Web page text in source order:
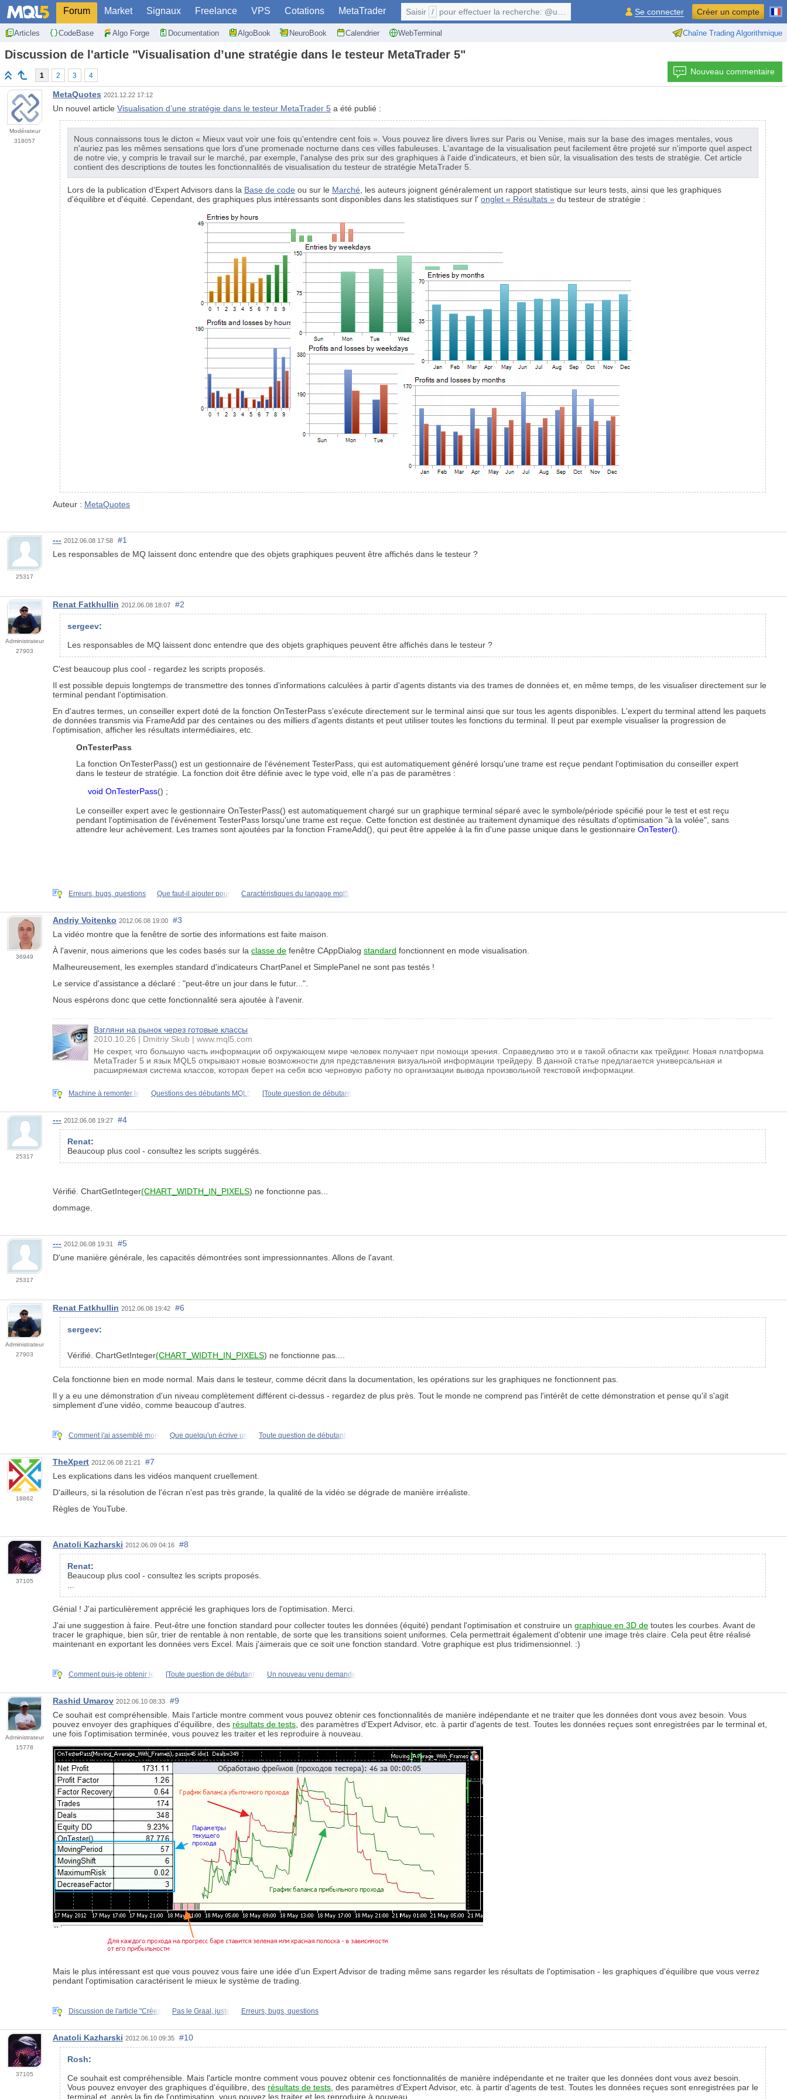
Forum Market Signaux Freelance VPS Cotations MetaTrader
Articles CodeBase Algo Forge Documentation AlgoBook NeuroBook Calendrier WebTerminal Chaîne Trading Algorithmique
Saisir / pour effectuer la recherche: @user, $symbol, ... Se connecter Créer un compte
Discussion de l'article "Visualisation d’une stratégie dans le testeur MetaTrader 5"
1 2 3 4 Nouveau commentaire
Modérateur
318057
MetaQuotes 2021.12.22 17:12
Un nouvel article Visualisation d’une stratégie dans le testeur MetaTrader 5 a été publié :
Nous connaissons tous le dicton « Mieux vaut voir une fois qu'entendre cent fois ». Vous pouvez lire divers livres sur Paris ou Venise, mais sur la base des images mentales, vous
n'auriez pas les mêmes sensations que lors d'une promenade nocturne dans ces villes fabuleuses. L'avantage de la visualisation peut facilement être projeté sur n'importe quel aspect
de notre vie, y compris le travail sur le marché, par exemple, l'analyse des prix sur des graphiques à l'aide d'indicateurs, et bien sûr, la visualisation des tests de stratégie. Cet article
contient des descriptions de toutes les fonctionnalités de visualisation du testeur de stratégie MetaTrader 5.
Lors de la publication d'Expert Advisors dans la Base de code ou sur le Marché, les auteurs joignent généralement un rapport statistique sur leurs tests, ainsi que les graphiques
d'équilibre et d'équité. Cependant, des graphiques plus intéressants sont disponibles dans les statistiques sur l' onglet « Résultats » du testeur de stratégie :
Auteur : MetaQuotes
25317
--- 2012.06.08 17:58
#1
Les responsables de MQ laissent donc entendre que des objets graphiques peuvent être affichés dans le testeur ?
Administrateur
27903
Renat Fatkhullin 2012.06.08 18:07 #2
sergeev:
Les responsables de MQ laissent donc entendre que des objets graphiques peuvent être affichés dans le testeur ?
C'est beaucoup plus cool - regardez les scripts proposés.
Il est possible depuis longtemps de transmettre des tonnes d'informations calculées à partir d'agents distants via des trames de données et, en même temps, de les visualiser directement sur le
terminal pendant l'optimisation.
En d'autres termes, un conseiller expert doté de la fonction OnTesterPass s'exécute directement sur le terminal ainsi que sur tous les agents disponibles. L'expert du terminal attend les paquets
de données transmis via FrameAdd par des centaines ou des milliers d'agents distants et peut utiliser toutes les fonctions du terminal. Il peut par exemple visualiser la progression de
l'optimisation, afficher les résultats intermédiaires, etc.
OnTesterPass
La fonction OnTesterPass() est un gestionnaire de l'événement TesterPass, qui est automatiquement généré lorsqu'une trame est reçue pendant l'optimisation du conseiller expert
dans le testeur de stratégie. La fonction doit être définie avec le type void, elle n'a pas de paramètres :
void OnTesterPass() ;
Le conseiller expert avec le gestionnaire OnTesterPass() est automatiquement chargé sur un graphique terminal séparé avec le symbole/période spécifié pour le test et est reçu
pendant l'optimisation de l'événement TesterPass lorsqu'une trame est reçue. Cette fonction est destinée au traitement dynamique des résultats d'optimisation "à la volée", sans
attendre leur achèvement. Les trames sont ajoutées par la fonction FrameAdd(), qui peut être appelée à la fin d'une passe unique dans le gestionnaire OnTester().
Erreurs, bugs, questions Que faut-il ajouter pour Caractéristiques du langage mql5,
36949
Andriy Voitenko 2012.06.08 19:00
#3
La vidéo montre que la fenêtre de sortie des informations est faite maison.
À l'avenir, nous aimerions que les codes basés sur la classe de fenêtre CAppDialog standard fonctionnent en mode visualisation.
Malheureusement, les exemples standard d'indicateurs ChartPanel et SimplePanel ne sont pas testés !
Le service d'assistance a déclaré : "peut-être un jour dans le futur...".
Nous espérons donc que cette fonctionnalité sera ajoutée à l'avenir.
Взгляни на рынок через готовые классы
2010.10.26
Dmitriy Skub
www.mql5.com
Не секрет, что большую часть информации об окружающем мире человек получает при помощи зрения. Справедливо это и в такой области как трейдинг. Новая платформа
MetaTrader 5 и язык MQL5 открывают новые возможности для представления визуальной информации трейдеру. В данной статье предлагается универсальная и
расширяемая система классов, которая берет на себя всю черновую работу по организации вывода произвольной текстовой информации.
Machine à remonter le Questions des débutants MQL5 [Toute question de débutant,
25317
--- 2012.06.08 19:27 #4
Renat:
Beaucoup plus cool - consultez les scripts suggérés.
Vérifié. ChartGetInteger(CHART_WIDTH_IN_PIXELS) ne fonctionne pas...
dommage.
25317
--- 2012.06.08 19:31
#5
D'une manière générale, les capacités démontrées sont impressionnantes. Allons de l'avant.
Administrateur
27903
Renat Fatkhullin 2012.06.08 19:42 #6
sergeev:
Vérifié. ChartGetInteger(CHART_WIDTH_IN_PIXELS) ne fonctionne pas....
Cela fonctionne bien en mode normal. Mais dans le testeur, comme décrit dans la documentation, les opérations sur les graphiques ne fonctionnent pas.
Il y a eu une démonstration d'un niveau complètement différent ci-dessus - regardez de plus près. Tout le monde ne comprend pas l'intérêt de cette démonstration et pense qu'il s'agit
simplement d'une vidéo, comme beaucoup d'autres.
Comment j'ai assemblé mon Que quelqu'un écrive un Toute question de débutant,
18862
TheXpert 2012.06.08 21:21
#7
Les explications dans les vidéos manquent cruellement.
D'ailleurs, si la résolution de l'écran n'est pas très grande, la qualité de la vidéo se dégrade de manière irréaliste.
Règles de YouTube.
37105
Anatoli Kazharski 2012.06.09 04:16 #8
Renat:
Beaucoup plus cool - consultez les scripts proposés.
Génial ! J'ai particulièrement apprécié les graphiques lors de l'optimisation. Merci.
J'ai une suggestion à faire. Peut-être une fonction standard pour collecter toutes les données (équité) pendant l'optimisation et construire un graphique en 3D de toutes les courbes. Avant de
tracer le graphique, bien sûr, trier de rentable à non rentable, de sorte que les transitions soient uniformes. Cela permettrait également d'obtenir une image très claire. Cela peut être réalisé
maintenant en exportant les données vers Excel. Mais j'aimerais que ce soit une fonction standard. Votre graphique est plus tridimensionnel. :)
Comment puis-je obtenir le [Toute question de débutant, Un nouveau venu demande
Administrateur
15778
Rashid Umarov 2012.06.10 08:33
#9
Ce souhait est compréhensible. Mais l'article montre comment vous pouvez obtenir ces fonctionnalités de manière indépendante et ne traiter que les données dont vous avez besoin. Vous
pouvez envoyer des graphiques d'équilibre, des résultats de tests , des paramètres d'Expert Advisor, etc. à partir d'agents de test. Toutes les données reçues sont enregistrées par le terminal et,
une fois l'optimisation terminée, vous pouvez les traiter et les reproduire à nouveau.
Mais le plus intéressant est que vous pouvez vous faire une idée d'un Expert Advisor de trading même sans regarder les résultats de l'optimisation - les graphiques d'équilibre que vous verrez
pendant l'optimisation caractérisent le mieux le système de trading.
Discussion de l'article "Créez Pas le Graal, juste Erreurs, bugs, questions
37105
Anatoli Kazharski 2012.06.10 09:35 #10
Rosh:
Ce souhait est compréhensible. Mais l'article montre comment vous pouvez obtenir ces fonctionnalités de manière indépendante et ne traiter que les données dont vous avez besoin.
Vous pouvez envoyer des graphiques d'équilibre, des résultats de tests, des paramètres d'Expert Advisor, etc. à partir d'agents de test. Toutes les données reçues sont enregistrées par le
terminal et, après la fin de l'optimisation, vous pouvez les traiter et les reproduire à nouveau.